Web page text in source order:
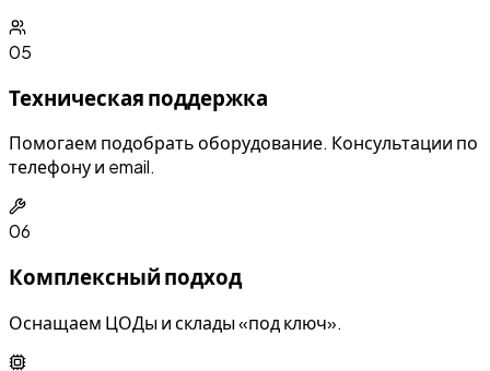
05
Техническая поддержка
Помогаем подобрать оборудование. Консультации по
телефону и email.
06
Комплексный подход
Оснащаем ЦОДы и склады «под ключ».